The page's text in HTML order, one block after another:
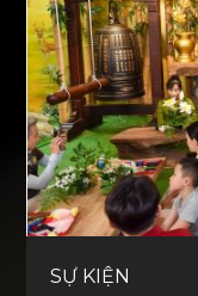
SỰ KIỆN